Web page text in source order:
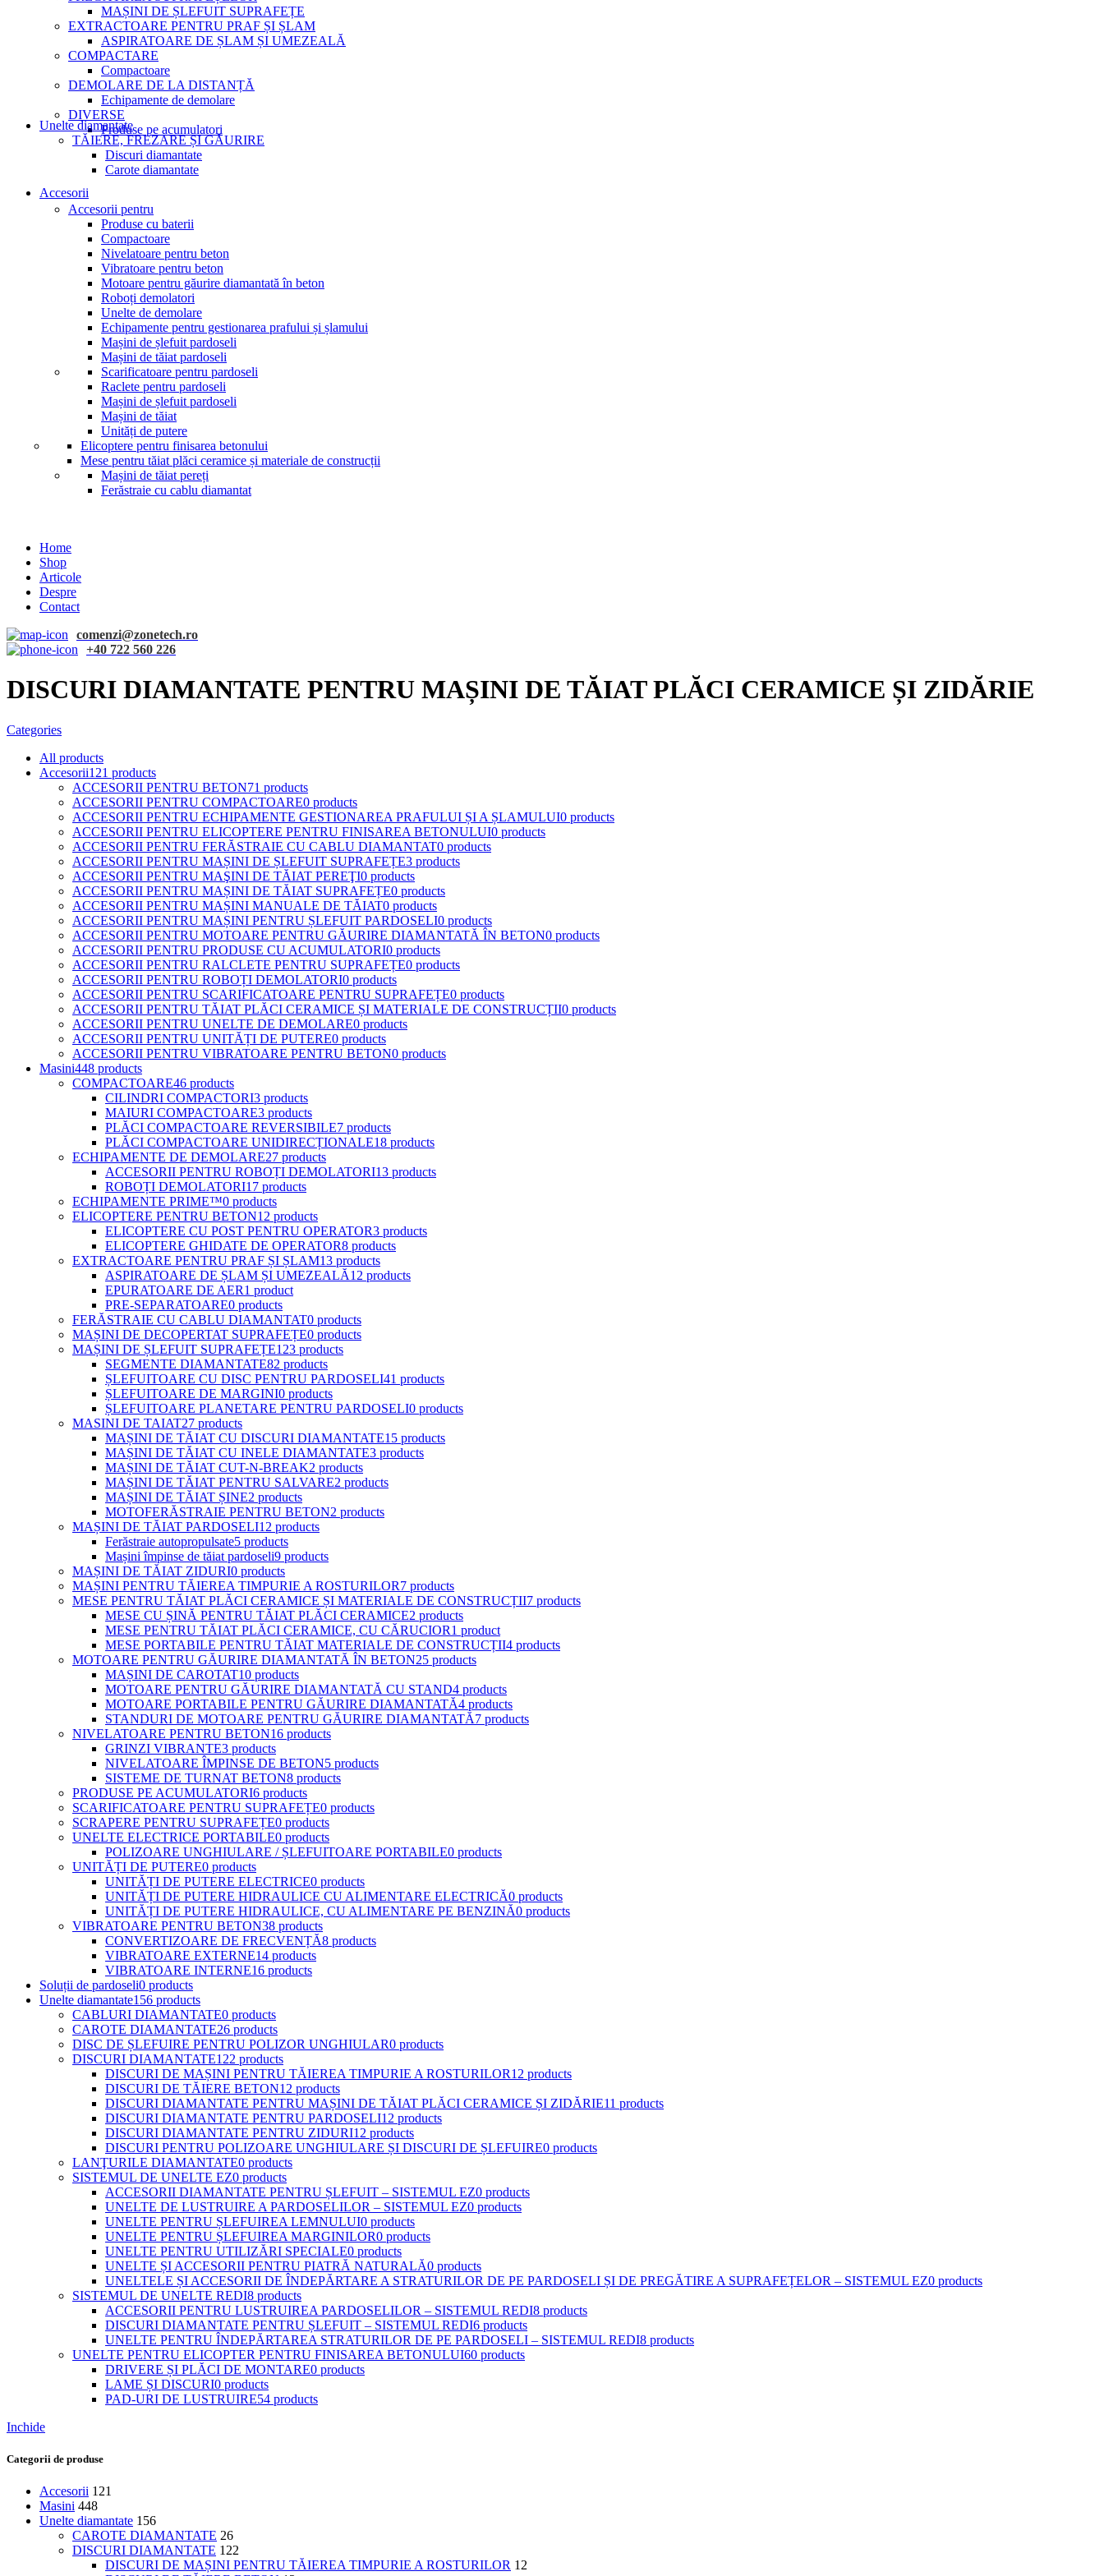
MAȘINI DE ȘLEFUIT SUPRAFEȚE
EXTRACTOARE PENTRU PRAF ȘI ȘLAM
ASPIRATOARE DE ȘLAM ȘI UMEZEALĂ
COMPACTARE
Compactoare
DEMOLARE DE LA DISTANȚĂ
Echipamente de demolare
DIVERSE
Produse pe acumulatori
Unelte diamantate
TĂIERE, FREZARE ȘI GĂURIRE
Discuri diamantate
Carote diamantate
Accesorii
Accesorii pentru
Produse cu baterii
Compactoare
Nivelatoare pentru beton
Vibratoare pentru beton
Motoare pentru găurire diamantată în beton
Roboți demolatori
Unelte de demolare
Echipamente pentru gestionarea prafului și șlamului
Mașini de șlefuit pardoseli
Mașini de tăiat pardoseli
Scarificatoare pentru pardoseli
Raclete pentru pardoseli
Mașini de șlefuit pardoseli
Mașini de tăiat
Unități de putere
Elicoptere pentru finisarea betonului
Mese pentru tăiat plăci ceramice și materiale de construcții
Mașini de tăiat pereți
Ferăstraie cu cablu diamantat
Home
Shop
Articole
Despre
Contact
comenzi@zonetech.ro
+40 722 560 226
DISCURI DIAMANTATE PENTRU MAȘINI DE TĂIAT PLĂCI CERAMICE ȘI ZIDĂRIE
Categories
All products
Accesorii121 products
ACCESORII PENTRU BETON71 products
ACCESORII PENTRU COMPACTOARE0 products
ACCESORII PENTRU ECHIPAMENTE GESTIONAREA PRAFULUI ȘI A ȘLAMULUI0 products
ACCESORII PENTRU ELICOPTERE PENTRU FINISAREA BETONULUI0 products
ACCESORII PENTRU FERĂSTRAIE CU CABLU DIAMANTAT0 products
ACCESORII PENTRU MAȘINI DE ȘLEFUIT SUPRAFEȚE3 products
ACCESORII PENTRU MAŞINI DE TĂIAT PEREŢI0 products
ACCESORII PENTRU MAȘINI DE TĂIAT SUPRAFEȚE0 products
ACCESORII PENTRU MAȘINI MANUALE DE TĂIAT0 products
ACCESORII PENTRU MAȘINI PENTRU ȘLEFUIT PARDOSELI0 products
ACCESORII PENTRU MOTOARE PENTRU GĂURIRE DIAMANTATĂ ÎN BETON0 products
ACCESORII PENTRU PRODUSE CU ACUMULATORI0 products
ACCESORII PENTRU RALCLETE PENTRU SUPRAFEȚE0 products
ACCESORII PENTRU ROBOȚI DEMOLATORI0 products
ACCESORII PENTRU SCARIFICATOARE PENTRU SUPRAFEȚE0 products
ACCESORII PENTRU TĂIAT PLĂCI CERAMICE ȘI MATERIALE DE CONSTRUCȚII0 products
ACCESORII PENTRU UNELTE DE DEMOLARE0 products
ACCESORII PENTRU UNITĂȚI DE PUTERE0 products
ACCESORII PENTRU VIBRATOARE PENTRU BETON0 products
Masini448 products
COMPACTOARE46 products
CILINDRI COMPACTORI3 products
MAIURI COMPACTOARE3 products
PLĂCI COMPACTOARE REVERSIBILE7 products
PLĂCI COMPACTOARE UNIDIRECȚIONALE18 products
ECHIPAMENTE DE DEMOLARE27 products
ACCESORII PENTRU ROBOȚI DEMOLATORI13 products
ROBOȚI DEMOLATORI17 products
ECHIPAMENTE PRIME™0 products
ELICOPTERE PENTRU BETON12 products
ELICOPTERE CU POST PENTRU OPERATOR3 products
ELICOPTERE GHIDATE DE OPERATOR8 products
EXTRACTOARE PENTRU PRAF ȘI ȘLAM13 products
ASPIRATOARE DE ȘLAM ȘI UMEZEALĂ12 products
EPURATOARE DE AER1 product
PRE-SEPARATOARE0 products
FERĂSTRAIE CU CABLU DIAMANTAT0 products
MAȘINI DE DECOPERTAT SUPRAFEȚE0 products
MAȘINI DE ȘLEFUIT SUPRAFEȚE123 products
SEGMENTE DIAMANTATE82 products
ȘLEFUITOARE CU DISC PENTRU PARDOSELI41 products
ȘLEFUITOARE DE MARGINI0 products
ȘLEFUITOARE PLANETARE PENTRU PARDOSELI0 products
MASINI DE TAIAT27 products
MAȘINI DE TĂIAT CU DISCURI DIAMANTATE15 products
MAȘINI DE TĂIAT CU INELE DIAMANTATE3 products
MAȘINI DE TĂIAT CUT-N-BREAK2 products
MAȘINI DE TĂIAT PENTRU SALVARE2 products
MAȘINI DE TĂIAT ȘINE2 products
MOTOFERĂSTRAIE PENTRU BETON2 products
MAȘINI DE TĂIAT PARDOSELI12 products
Ferăstraie autopropulsate5 products
Mașini împinse de tăiat pardoseli9 products
MAȘINI DE TĂIAT ZIDURI0 products
MAȘINI PENTRU TĂIEREA TIMPURIE A ROSTURILOR7 products
MESE PENTRU TĂIAT PLĂCI CERAMICE ȘI MATERIALE DE CONSTRUCȚII7 products
MESE CU ȘINĂ PENTRU TĂIAT PLĂCI CERAMICE2 products
MESE PENTRU TĂIAT PLĂCI CERAMICE, CU CĂRUCIOR1 product
MESE PORTABILE PENTRU TĂIAT MATERIALE DE CONSTRUCȚII4 products
MOTOARE PENTRU GĂURIRE DIAMANTATĂ ÎN BETON25 products
MAȘINI DE CAROTAT10 products
MOTOARE PENTRU GĂURIRE DIAMANTATĂ CU STAND4 products
MOTOARE PORTABILE PENTRU GĂURIRE DIAMANTATĂ4 products
STANDURI DE MOTOARE PENTRU GĂURIRE DIAMANTATĂ7 products
NIVELATOARE PENTRU BETON16 products
GRINZI VIBRANTE3 products
NIVELATOARE ÎMPINSE DE BETON5 products
SISTEME DE TURNAT BETON8 products
PRODUSE PE ACUMULATORI6 products
SCARIFICATOARE PENTRU SUPRAFEȚE0 products
SCRAPERE PENTRU SUPRAFEȚE0 products
UNELTE ELECTRICE PORTABILE0 products
POLIZOARE UNGHIULARE / ȘLEFUITOARE PORTABILE0 products
UNITĂȚI DE PUTERE0 products
UNITĂȚI DE PUTERE ELECTRICE0 products
UNITĂȚI DE PUTERE HIDRAULICE CU ALIMENTARE ELECTRICĂ0 products
UNITĂȚI DE PUTERE HIDRAULICE, CU ALIMENTARE PE BENZINĂ0 products
VIBRATOARE PENTRU BETON38 products
CONVERTIZOARE DE FRECVENȚĂ8 products
VIBRATOARE EXTERNE14 products
VIBRATOARE INTERNE16 products
Soluții de pardoseli0 products
Unelte diamantate156 products
CABLURI DIAMANTATE0 products
CAROTE DIAMANTATE26 products
DISC DE ȘLEFUIRE PENTRU POLIZOR UNGHIULAR0 products
DISCURI DIAMANTATE122 products
DISCURI DE MAȘINI PENTRU TĂIEREA TIMPURIE A ROSTURILOR12 products
DISCURI DE TĂIERE BETON12 products
DISCURI DIAMANTATE PENTRU MAȘINI DE TĂIAT PLĂCI CERAMICE ȘI ZIDĂRIE11 products
DISCURI DIAMANTATE PENTRU PARDOSELI12 products
DISCURI DIAMANTATE PENTRU ZIDURI12 products
DISCURI PENTRU POLIZOARE UNGHIULARE ȘI DISCURI DE ȘLEFUIRE0 products
LANŢURILE DIAMANTATE0 products
SISTEMUL DE UNELTE EZ0 products
ACCESORII DIAMANTATE PENTRU ȘLEFUIT – SISTEMUL EZ0 products
UNELTE DE LUSTRUIRE A PARDOSELILOR – SISTEMUL EZ0 products
UNELTE PENTRU ȘLEFUIREA LEMNULUI0 products
UNELTE PENTRU ȘLEFUIREA MARGINILOR0 products
UNELTE PENTRU UTILIZĂRI SPECIALE0 products
UNELTE ȘI ACCESORII PENTRU PIATRĂ NATURALĂ0 products
UNELTELE ȘI ACCESORII DE ÎNDEPĂRTARE A STRATURILOR DE PE PARDOSELI ȘI DE PREGĂTIRE A SUPRAFEȚELOR – SISTEMUL EZ0 products
SISTEMUL DE UNELTE REDI8 products
ACCESORII PENTRU LUSTRUIREA PARDOSELILOR – SISTEMUL REDI8 products
DISCURI DIAMANTATE PENTRU ȘLEFUIT – SISTEMUL REDI6 products
UNELTE PENTRU ÎNDEPĂRTAREA STRATURILOR DE PE PARDOSELI – SISTEMUL REDI8 products
UNELTE PENTRU ELICOPTER PENTRU FINISAREA BETONULUI60 products
DRIVERE ȘI PLĂCI DE MONTARE0 products
LAME ȘI DISCURI0 products
PAD-URI DE LUSTRUIRE54 products
Inchide
Categorii de produse
Accesorii 121
Masini 448
Unelte diamantate 156
CAROTE DIAMANTATE 26
DISCURI DIAMANTATE 122
DISCURI DE MAȘINI PENTRU TĂIEREA TIMPURIE A ROSTURILOR 12